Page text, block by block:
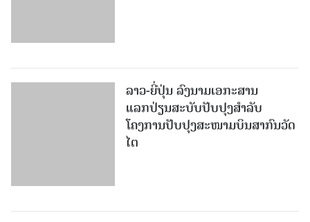
ລາວ-ຍີ່ປຸ່ນ ລົງນາມເອກະສານ
ແລກປ່ຽນສະບັບປັບປຸງສໍາລັບ
ໂຄງການປັບປຸງສະໜາມບິນສາກົນວັດ
ໄຕ